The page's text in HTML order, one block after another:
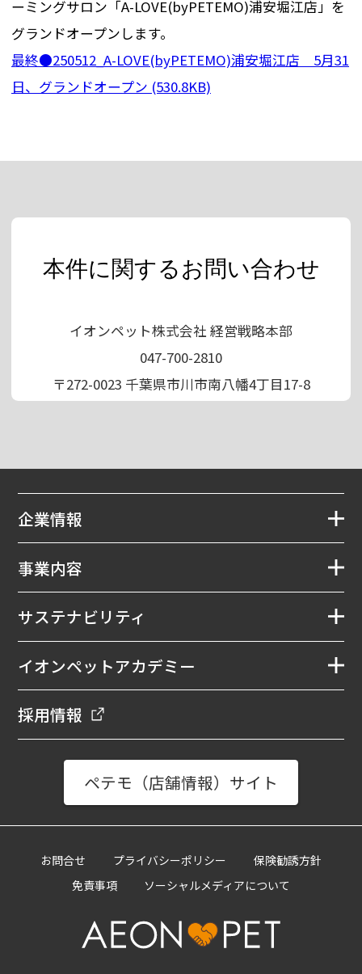
ーミングサロン「A-LOVE(byPETEMO)浦安堀江店」を
グランドオープンします。
最終●250512_A-LOVE(byPETEMO)浦安堀江店 5月31
日、グランドオープン (530.8KB)
本件に関するお問い合わせ
イオンペット株式会社 経営戦略本部
047-700-2810
〒272-0023 千葉県市川市南八幡4丁目17-8
企業情報
事業内容
サステナビリティ
イオンペットアカデミー
採用情報
ペテモ（店舗情報）サイト
お問合せ プライバシーポリシー
保険勧誘方針
免責事項
ソーシャルメディアについて